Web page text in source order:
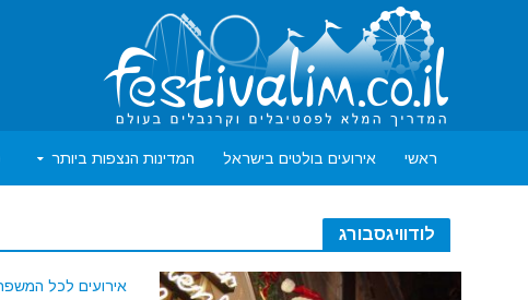
ראשי אירועים בולטים בישראל המדינות הנצפות ביותר
לודוויגסבורג
אירועים לכל